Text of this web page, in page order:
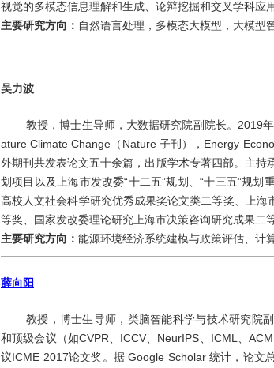
视觉的多模态信息理解和生成、论辩挖掘和交叉学科应
主要研究方向： 自然语言处理，多模态大模型，大模型
吴力波
教授，博士生导师，大数据研究院副院长。2019
ature Climate Change（Nature 子刊），Energy
外期刊共发表论文五十余篇，出版学术专著四部。主持
划项目以及上海市发改委“十二五”规划、“十三五”规划
高校人文社会科学研究优秀成果奖论文类二等奖、上
等奖、国家发改委理论研究上海市决策咨询研究成果二
主要研究方向： 能源环境经济系统建模与政策评估、计
薛向阳
教授，博士生导师，类脑智能科学与技术研究院
和顶级会议（如CVPR、ICCV、NeurIPS、ICML、
议ICME 2017论文奖。据 Google Scholar 统计，论文